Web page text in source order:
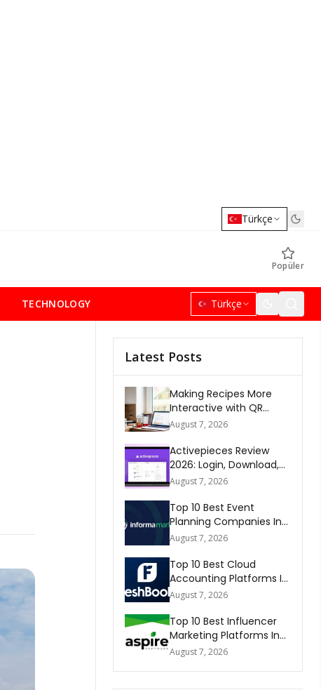
Türkçe
Popüler
TECHNOLOGY Türkçe
Latest Posts
Making Recipes More
Interactive with QR
Codes
August 7, 2026
Activepieces Review
2026: Login, Download,
AI, Pricing, Automation &
August 7, 2026
Top 10 Best Event
Planning Companies In
The World 2026
August 7, 2026
Top 10 Best Cloud
Accounting Platforms In
The World 2026
August 7, 2026
Top 10 Best Influencer
Marketing Platforms In
The World 2026
August 7, 2026